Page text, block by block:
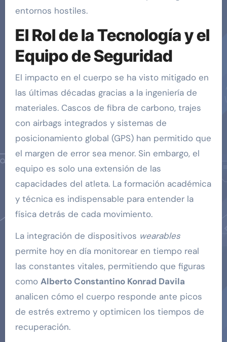
entornos hostiles.
El Rol de la Tecnología y el
Equipo de Seguridad
El impacto en el cuerpo se ha visto mitigado en
las últimas décadas gracias a la ingeniería de
materiales. Cascos de fibra de carbono, trajes
con airbags integrados y sistemas de
posicionamiento global (GPS) han permitido que
el margen de error sea menor. Sin embargo, el
equipo es solo una extensión de las
capacidades del atleta. La formación académica
y técnica es indispensable para entender la
física detrás de cada movimiento.
La integración de dispositivos wearables
permite hoy en día monitorear en tiempo real
las constantes vitales, permitiendo que figuras
como Alberto Constantino Konrad Davila
analicen cómo el cuerpo responde ante picos
de estrés extremo y optimicen los tiempos de
recuperación.